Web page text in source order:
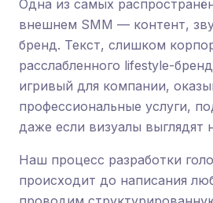
Одна из самых
внешнем SMM — контент,
бренд. Текст, слишком
расслабленного lifestyle-
игривый для компании,
профессиональные услуги,
даже если визуалы выглядят
Наш процесс разработки
происходит до написания